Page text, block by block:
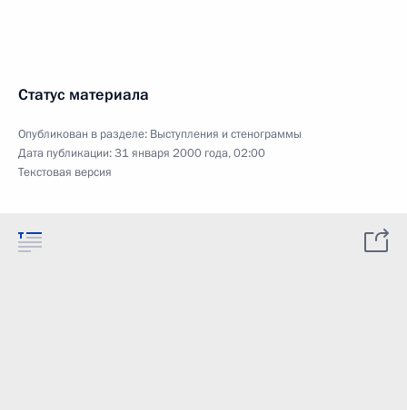
Статус материала
Опубликован в разделе: Выступления и стенограммы
Дата публикации:31 января 2000 года, 02:00
Текстовая версия